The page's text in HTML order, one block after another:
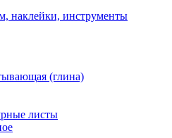
наклейки, инструменты
(глина)
листы